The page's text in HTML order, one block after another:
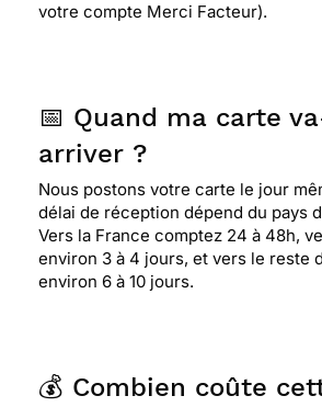
votre compte Merci Facteur).
📅 Quand ma carte
arriver ?
Nous postons votre carte le jour
délai de réception dépend du pays
Vers la France comptez 24 à 48h,
environ 3 à 4 jours, et vers le reste
environ 6 à 10 jours.
💰 Combien coûte